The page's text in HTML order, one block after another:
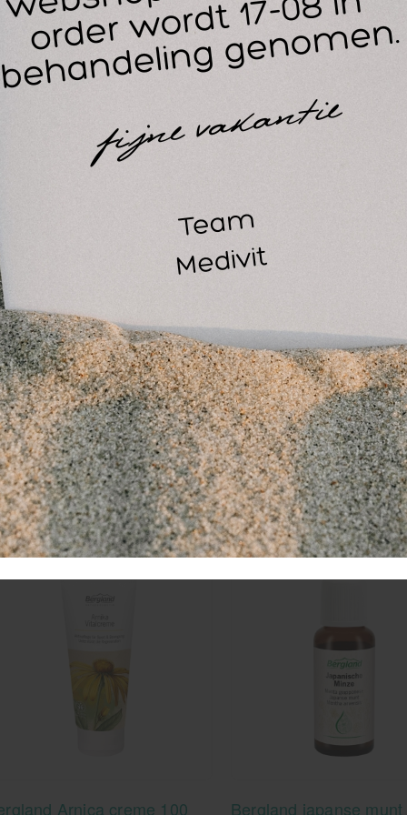
voor optimale resultaten.
kokosnoot-olie massageolie
zonder conserveringsmiddelen
100% natuurlijke massage-olie
veganistisch
(INCI): Brassica Campestris Seed Oil, Ricinus
Vinifera Seed Oil, Prunus Amygdalus Dulcis Oil,
2-(4-tert-Butylbenzyl) propionaldehyde.
in het Nederlands Koolzaadolie, Castorolie,
kokosolie, Parfum, Benzylsalicylaat,
massageolie bevat amandelolie waardoor we deze
ook interessant
Arnica creme 100 Bergland japanse